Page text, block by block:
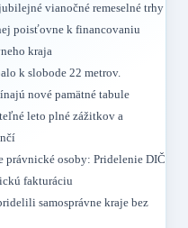
vianočné remeselné trhy
poisťovne k financovaniu
kraja
k slobode 22 metrov.
nové pamätné tabule
leto plné zážitkov a
právnické osoby: Pridelenie DIČ
fakturáciu
samosprávne kraje bez